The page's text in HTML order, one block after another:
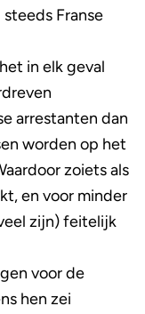
Franse
in elk geval
arrestanten dan
worden op het
zoiets als
en voor minder
zijn) feitelijk
voor de
hen zei